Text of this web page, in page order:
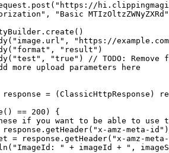
"Basic
"https://
"result")
"true") // TODO: Remove
more upload parameters here
response = (ClassicHttpResponse)
== 200) {
if you want to be able to use
amz-meta-
= response.getHeader("x-amz-
" + imageId + ",